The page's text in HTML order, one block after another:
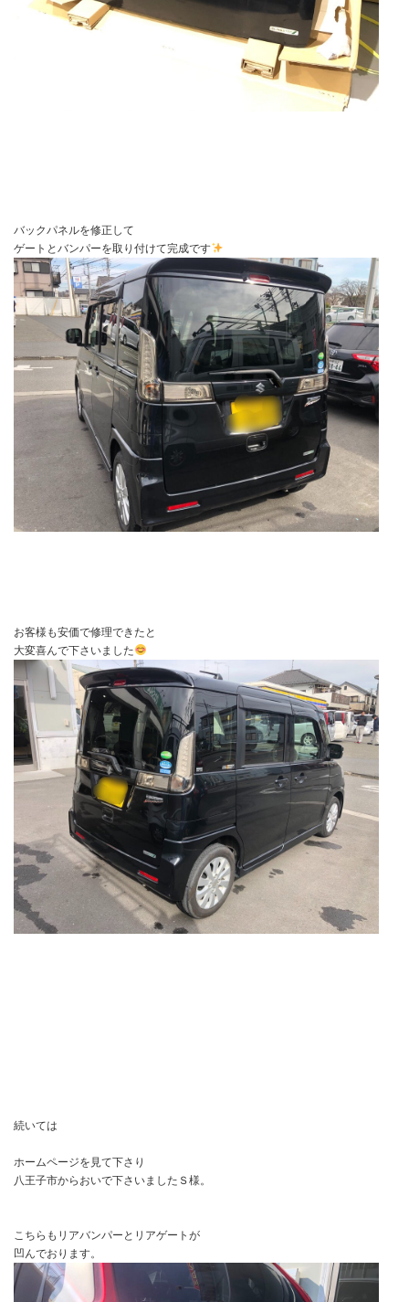
バックパネルを修正して
ゲートとバンパーを取り付けて完成です
お客様も安価で修理できたと
大変喜んで下さいました
続いては
ホームページを見て下さり
八王子市からおいで下さいましたＳ様。
こちらもリアバンパーとリアゲートが
凹んでおります。